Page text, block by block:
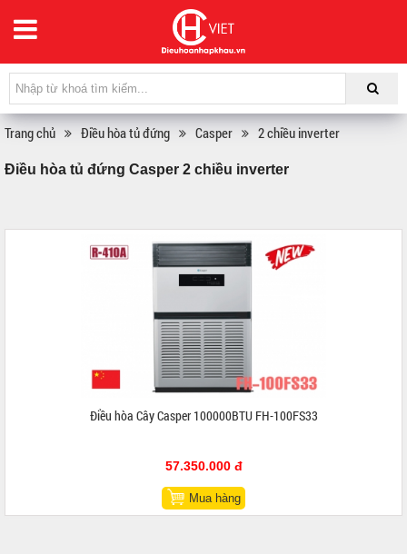
Trang chủ Điều hòa tủ đứng Casper 2 chiều inverter
Điều hòa tủ đứng Casper 2 chiều inverter
Điều hòa Cây Casper 100000BTU FH-100FS33
57.350.000 đ
Mua hàng